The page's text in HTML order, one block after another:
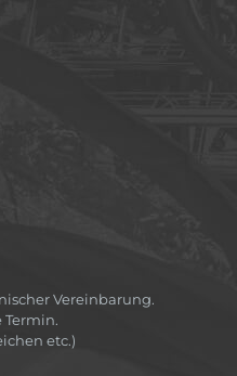
Vereinbarung.
Termin.
etc.)